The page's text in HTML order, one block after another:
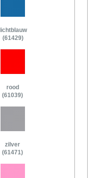
lichtblauw
(61429)
rood
(61039)
zilver
(61471)